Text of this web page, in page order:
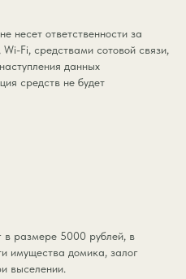
несет ответственности за
Fi, средствами сотовой связи,
данных
средств не будет
в размере 5000 рублей, в
имущества домика, залог
выселении.